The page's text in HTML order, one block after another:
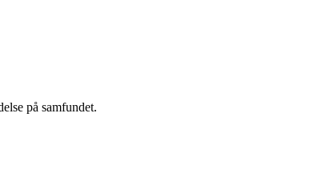
på samfundet.